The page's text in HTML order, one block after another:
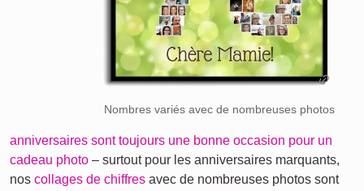
Nombres variés avec de nombreuses photos
anniversaires sont toujours une bonne occasion pour un
cadeau photo – surtout pour les anniversaires marquants,
nos collages de chiffres avec de nombreuses photos sont